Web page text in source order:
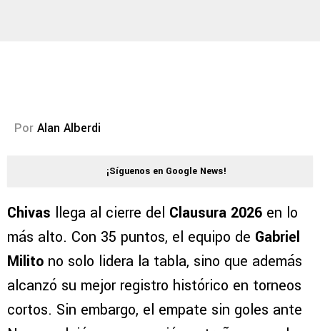
Por Alan Alberdi
¡Síguenos en Google News!
Chivas llega al cierre del Clausura 2026 en lo
más alto. Con 35 puntos, el equipo de Gabriel
Milito no solo lidera la tabla, sino que además
alcanzó su mejor registro histórico en torneos
cortos. Sin embargo, el empate sin goles ante